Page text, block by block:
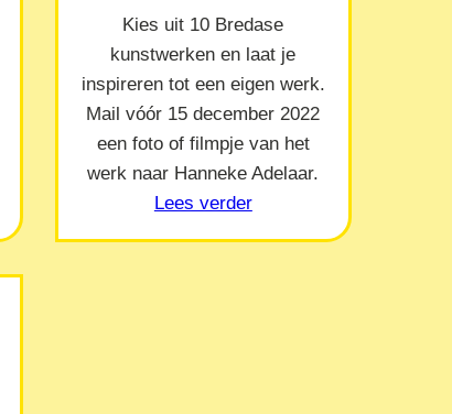
Kies uit 10 Bredase
kunstwerken en laat je
inspireren tot een eigen werk.
Mail vóór 15 december 2022
een foto of filmpje van het
werk naar Hanneke Adelaar.
Lees verder